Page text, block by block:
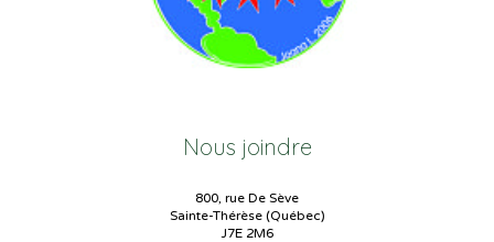
Nous joindre
800, rue De Sève
Sainte-Thérèse (Québec)
J7E 2M6